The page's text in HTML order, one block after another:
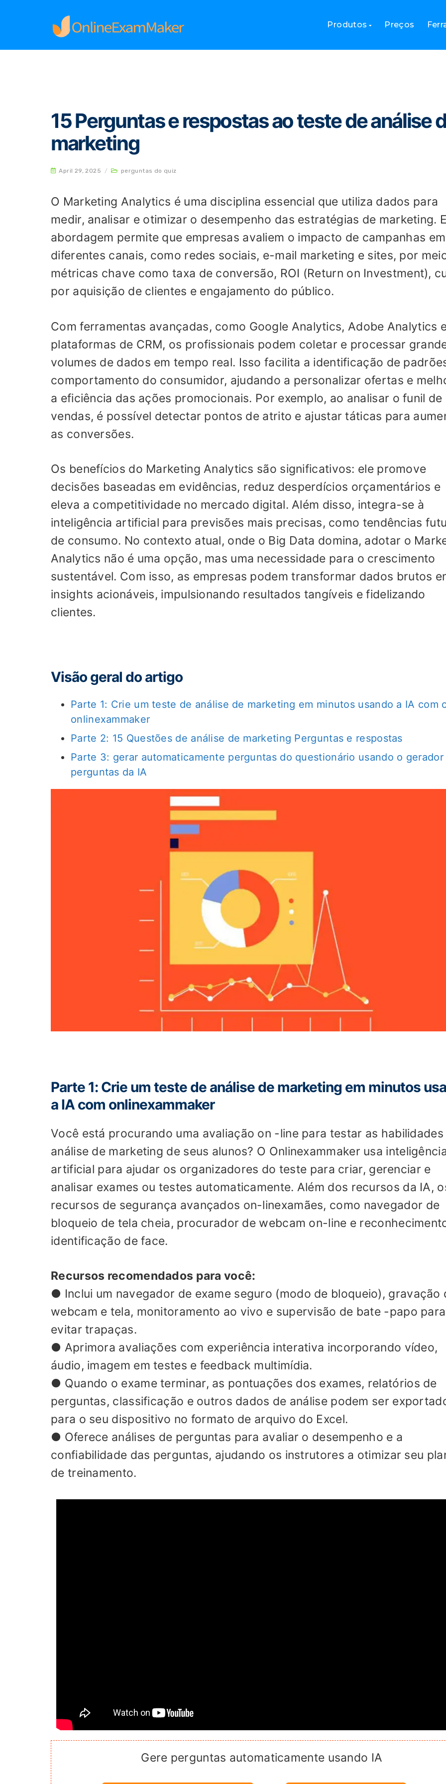
Produtos Preços
Home
15 Perguntas e respostas ao teste de análise
marketing
April 29, 2025 / perguntas do quiz
O Marketing Analytics é uma disciplina essencial que utiliza dados para
medir, analisar e otimizar o desempenho das estratégias de marketing.
abordagem permite que empresas avaliem o impacto de campanhas em
diferentes canais, como redes sociais, e-mail marketing e sites, por
métricas chave como taxa de conversão, ROI (Return on Investment),
por aquisição de clientes e engajamento do público.
Com ferramentas avançadas, como Google Analytics, Adobe Analytics
plataformas de CRM, os profissionais podem coletar e processar
volumes de dados em tempo real. Isso facilita a identificação de
comportamento do consumidor, ajudando a personalizar ofertas e
a eficiência das ações promocionais. Por exemplo, ao analisar o funil de
vendas, é possível detectar pontos de atrito e ajustar táticas para
as conversões.
Os benefícios do Marketing Analytics são significativos: ele promove
decisões baseadas em evidências, reduz desperdícios orçamentários e
eleva a competitividade no mercado digital. Além disso, integra-se à
inteligência artificial para previsões mais precisas, como tendências
de consumo. No contexto atual, onde o Big Data domina, adotar o
Analytics não é uma opção, mas uma necessidade para o crescimento
sustentável. Com isso, as empresas podem transformar dados brutos
insights acionáveis, impulsionando resultados tangíveis e fidelizando
clientes.
Visão geral do artigo
Parte 1: Crie um teste de análise de marketing em minutos usando a IA com
onlinexammaker
Parte 2: 15 Questões de análise de marketing Perguntas e respostas
Parte 3: gerar automaticamente perguntas do questionário usando o gerador
perguntas da IA ​​
Parte 1: Crie um teste de análise de marketing em minutos
a IA com onlinexammaker
Você está procurando uma avaliação on -line para testar as habilidades
análise de marketing de seus alunos? O Onlinexammaker usa
artificial para ajudar os organizadores do teste para criar, gerenciar e
analisar exames ou testes automaticamente. Além dos recursos da IA,
recursos de segurança avançados on-linexamães, como navegador de
bloqueio de tela cheia, procurador de webcam on-line e
identificação de face.
Recursos recomendados para você:
● Inclui um navegador de exame seguro (modo de bloqueio), gravação
webcam e tela, monitoramento ao vivo e supervisão de bate -papo para
evitar trapaças.
● Aprimora avaliações com experiência interativa incorporando vídeo,
áudio, imagem em testes e feedback multimídia.
● Quando o exame terminar, as pontuações dos exames, relatórios de
perguntas, classificação e outros dados de análise podem ser
para o seu dispositivo no formato de arquivo do Excel.
● Oferece análises de perguntas para avaliar o desempenho e a
confiabilidade das perguntas, ajudando os instrutores a otimizar seu
de treinamento.
Gere perguntas automaticamente usando IA